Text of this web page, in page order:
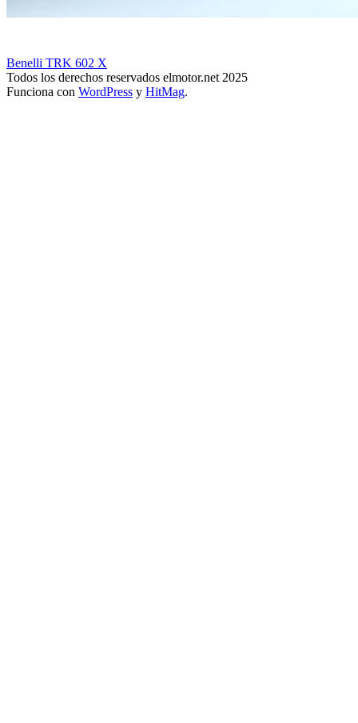
Benelli TRK 602 X
Todos los derechos reservados elmotor.net 2025
Funciona con WordPress y HitMag.